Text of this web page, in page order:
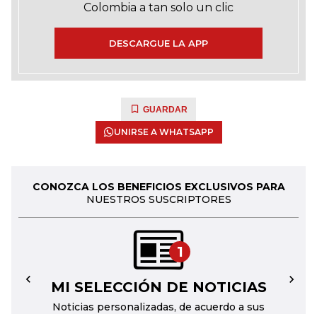
Colombia a tan solo un clic
DESCARGUE LA APP
GUARDAR
UNIRSE A WHATSAPP
CONOZCA LOS BENEFICIOS EXCLUSIVOS PARA
NUESTROS SUSCRIPTORES
1
MI SELECCIÓN DE NOTICIAS
Noticias personalizadas, de acuerdo a sus
← →